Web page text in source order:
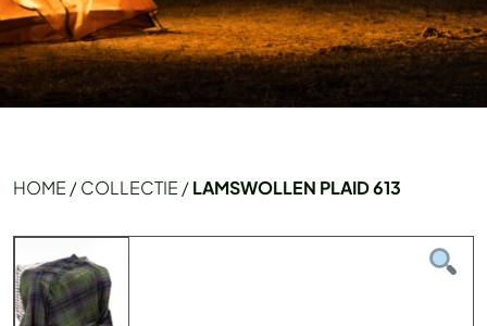
HOME /COLLECTIE /LAMSWOLLEN PLAID 613